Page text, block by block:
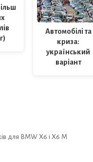
Автомобілі та
криза:
український
варіант
для BMW X6 і X6 M